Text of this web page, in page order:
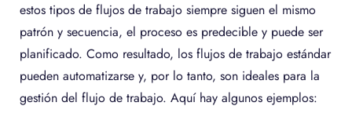
estos tipos de flujos de trabajo siempre siguen el mismo
patrón y secuencia, el proceso es predecible y puede ser
planificado. Como resultado, los flujos de trabajo estándar
pueden automatizarse y, por lo tanto, son ideales para la
gestión del flujo de trabajo. Aquí hay algunos ejemplos: